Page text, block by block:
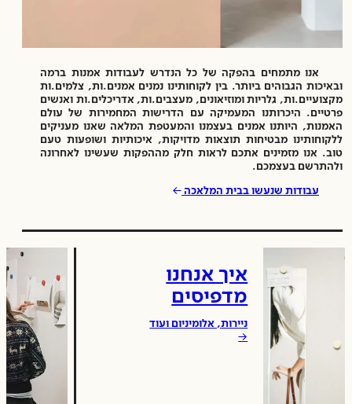
אנו מתמחים בהפקה של כל הנדרש לעבודות אמנות ברמה
ובאיכות הגבוהים ביותר. בין לקוחותינו נמנים אמנים.ות, צלמים.ות
מקצועיים.ות, גלריות ומוזיאונים, מעצבים.ות, אדריכלים.ות ואנשים
פרטיים. היכרותנו המעמיקה עם הדרישות המחמירות של עולם
האמנות, היותנו אמנים בעצמנו והמעטפת המלאה שאנו מעניקים
ללקוחותינו מבטיחות תוצאות מדויקות, איכותיות ושופעות טעם
טוב. אנו מזמינים אתכם לראות חלק מההפקות שעשינו לאחרונה
ולהתרשם בעצמכם.
עבודות שנעשו בבית המלאכה →
איך אנחנו
מדפיסים
ניירות, אלומיניום ועוד
→